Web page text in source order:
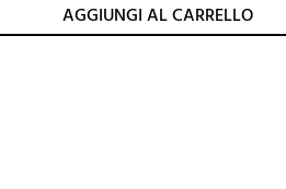
AGGIUNGI AL CARRELLO